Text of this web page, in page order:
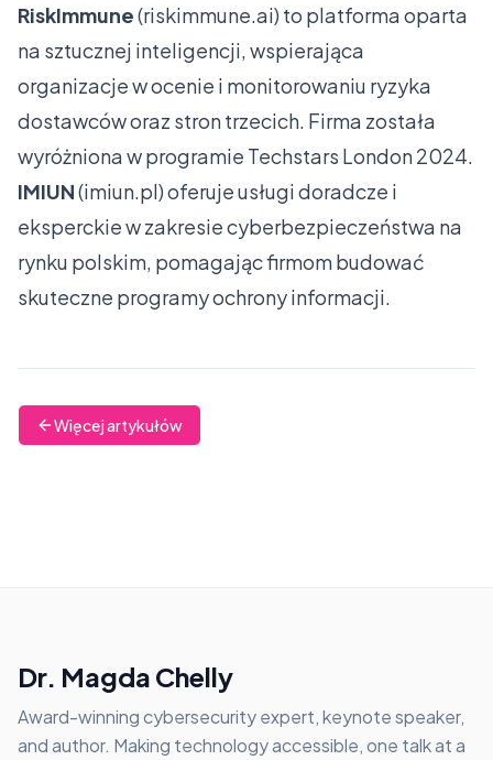
RiskImmune(riskimmune.ai) to platforma oparta
na sztucznej inteligencji, wspierająca
organizacje w ocenie i monitorowaniu ryzyka
dostawców oraz stron trzecich. Firma została
wyróżniona w programie Techstars London 2024.
IMIUN(imiun.pl) oferuje usługi doradcze i
eksperckie w zakresie cyberbezpieczeństwa na
rynku polskim, pomagając firmom budować
skuteczne programy ochrony informacji.
Więcej artykułów
Dr. Magda Chelly
Award-winning cybersecurity expert, keynote speaker,
and author. Making technology accessible, one talk at a